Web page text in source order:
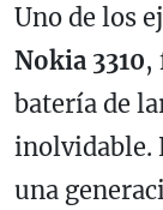
Uno de los
Nokia 3310,
batería de
inolvidable.
una